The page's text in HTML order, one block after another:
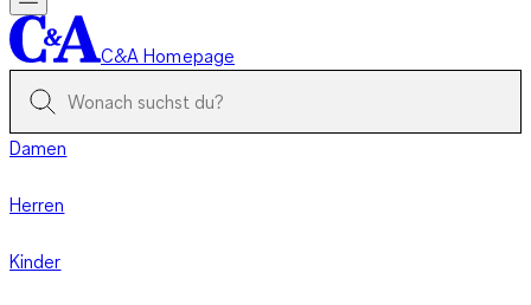
C&A Homepage
Damen
Herren
Kinder